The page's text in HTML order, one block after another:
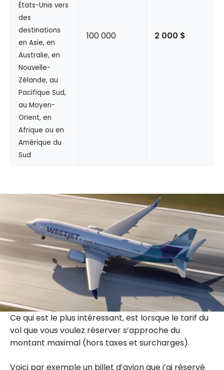
États-Unis vers
des
destinations
en Asie, en
Australie, en
Nouvelle-
Zélande, au
Pacifique Sud,
au Moyen-
Orient, en
Afrique ou en
Amérique du
Sud
100 000 2 000 $
Ce qui est le plus intéressant, est lorsque le tarif du
vol que vous voulez réserver s’approche du
montant maximal (hors taxes et surcharges).
Voici par exemple un billet d’avion que j’ai réservé